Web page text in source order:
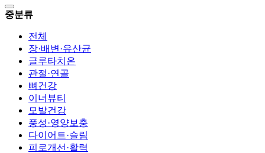
중분류
전체
장·배변·유산균
글루타치온
관절·연골
뼈건강
이너뷰티
모발건강
풍성·영양보충
다이어트·슬림
피로개선·활력